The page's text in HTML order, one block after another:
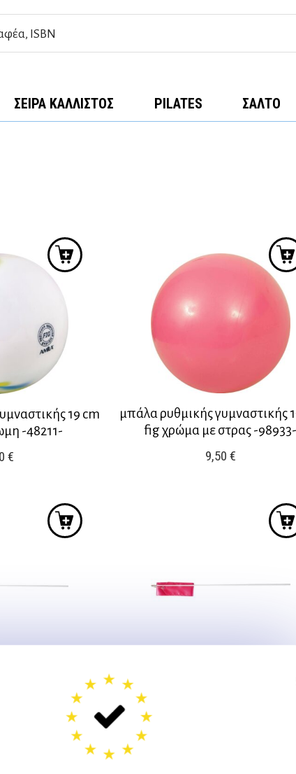
ΣΕΙΡΆ ΚΆΛΛΙΣΤΟΣ PILATES ΣΑΛΤΟ
19 cm
-48211-
€
μπάλα ρυθμικής γυμναστικής
fig χρώμα με στρας -98933-
9,50 €
4μ. Μωβ -47993- Κορδέλα Ρυθμικής 4μ. Φουξ -